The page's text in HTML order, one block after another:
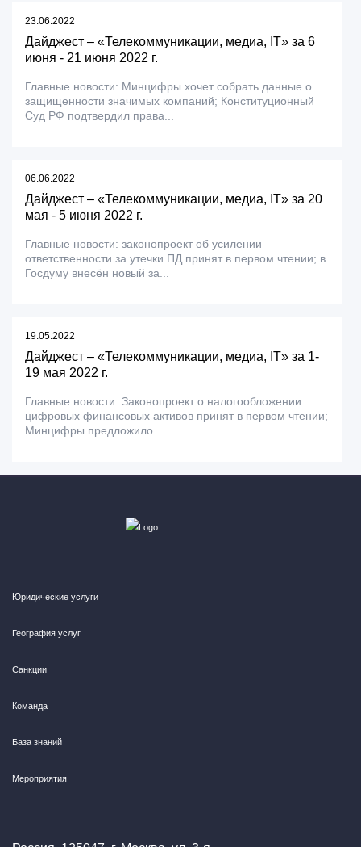
23.06.2022
Дайджест – «Телекоммуникации, медиа, IT» за 6
июня - 21 июня 2022 г.
Главные новости: Минцифры хочет собрать данные о
защищенности значимых компаний; Конституционный
Суд РФ подтвердил права...
06.06.2022
Дайджест – «Телекоммуникации, медиа, IT» за 20
мая - 5 июня 2022 г.
Главные новости: законопроект об усилении
ответственности за утечки ПД принят в первом чтении; в
Госдуму внесён новый за...
19.05.2022
Дайджест – «Телекоммуникации, медиа, IT» за 1-
19 мая 2022 г.
Главные новости: Законопроект о налогообложении
цифровых финансовых активов принят в первом чтении;
Минцифры предложило ...
Юридические услуги
География услуг
Санкции
Команда
База знаний
Мероприятия